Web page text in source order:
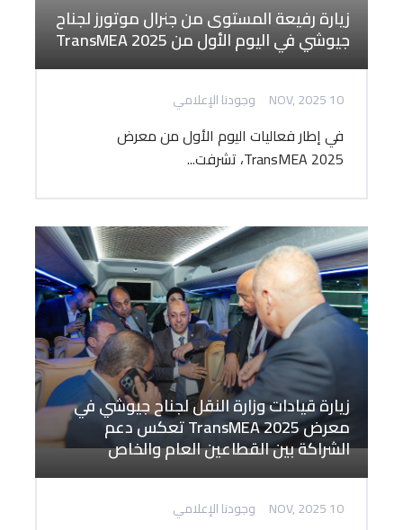
زيارة رفيعة المستوى من جنرال موتورز لجناح
جيوشي في اليوم الأول من TransMEA 2025
10 NOV, 2025 وجودنا الإعلامي
في إطار فعاليات اليوم الأول من معرض
TransMEA 2025، تشرفت...
زيارة قيادات وزارة النقل لجناح جيوشي في
معرض TransMEA 2025 تعكس دعم
الشراكة بين القطاعين العام والخاص
10 NOV, 2025 وجودنا الإعلامي